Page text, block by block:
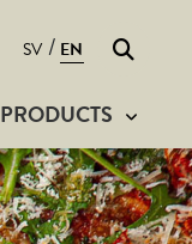
PRODUCTS
SV / EN